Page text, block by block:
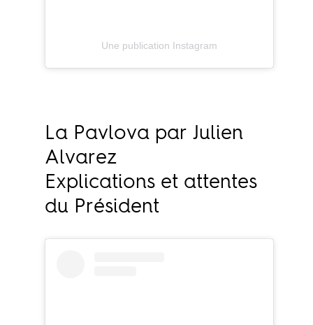
Une publication Instagram
La Pavlova par Julien
Alvarez
Explications et attentes
du Président